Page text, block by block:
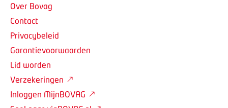
Over Bovag
Contact
Privacybeleid
Garantievoorwaarden
Lid worden
Verzekeringen
Inloggen MijnBOVAG